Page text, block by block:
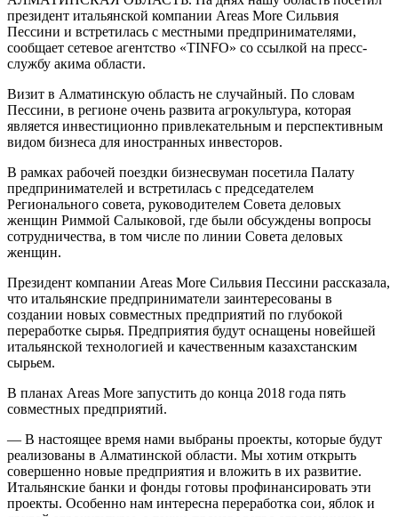
президент итальянской компании Areas More Сильвия
Пессини и встретилась с местными предпринимателями,
сообщает сетевое агентство «TINFO» со ссылкой на пресс-
службу акима области.
Визит в Алматинскую область не случайный. По словам
Пессини, в регионе очень развита агрокультура, которая
является инвестиционно привлекательным и перспективным
видом бизнеса для иностранных инвесторов.
В рамках рабочей поездки бизнесвуман посетила Палату
предпринимателей и встретилась с председателем
Регионального совета, руководителем Совета деловых
женщин Риммой Салыковой, где были обсуждены вопросы
сотрудничества, в том числе по линии Совета деловых
женщин.
Президент компании Areas More Сильвия Пессини рассказала,
что итальянские предприниматели заинтересованы в
создании новых совместных предприятий по глубокой
переработке сырья. Предприятия будут оснащены новейшей
итальянской технологией и качественным казахстанским
сырьем.
В планах Areas More запустить до конца 2018 года пять
совместных предприятий.
— В настоящее время нами выбраны проекты, которые будут
реализованы в Алматинской области. Мы хотим открыть
совершенно новые предприятия и вложить в их развитие.
Итальянские банки и фонды готовы профинансировать эти
проекты. Особенно нам интересна переработка сои, яблок и